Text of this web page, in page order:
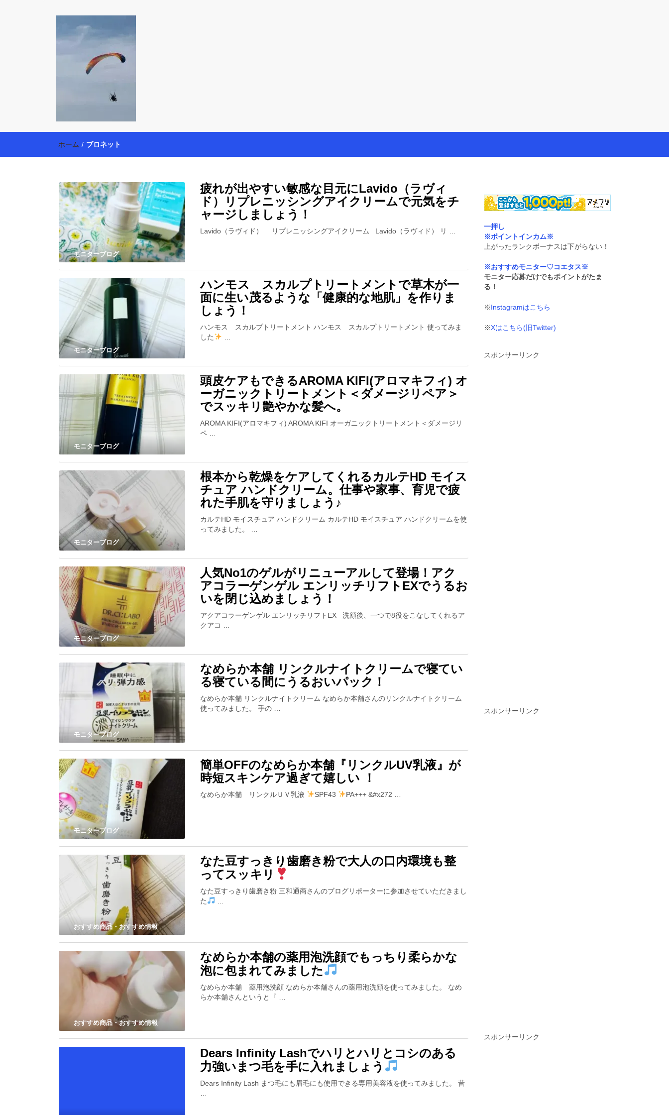
育・美容健康アイテム探索】も全力で楽しみます。
ホーム / ブロネット
モニターブログ
疲れが出やすい敏感な目元にLavido（ラヴィ
ド）リプレニッシングアイクリームで元気をチ
ャージしましょう！
Lavido（ラヴィド） リプレニッシングアイクリーム Lavido（ラヴィド） リ …
モニターブログ
ハンモス スカルプトリートメントで草木が一
面に生い茂るような「健康的な地肌」を作りま
しょう！
ハンモス スカルプトリートメント ハンモス スカルプトリートメント 使ってみま
した
モニターブログ
頭皮ケアもできるAROMA KIFI(アロマキフィ) オ
ーガニックトリートメント＜ダメージリペア＞
でスッキリ艶やかな髪へ。
AROMA KIFI(アロマキフィ) AROMA KIFI オーガニックトリートメント＜ダメージリ
ペ …
モニターブログ
根本から乾燥をケアしてくれるカルテHD モイス
チュア ハンドクリーム。仕事や家事、育児で疲
れた手肌を守りましょう♪
カルテHD モイスチュア ハンドクリーム カルテHD モイスチュア ハンドクリームを使
ってみました。 …
モニターブログ
人気No1のゲルがリニューアルして登場！アク
アコラーゲンゲル エンリッチリフトEXでうるお
いを閉じ込めましょう！
アクアコラーゲンゲル エンリッチリフトEX 洗顔後、一つで8役をこなしてくれるア
クアコ …
モニターブログ
なめらか本舗 リンクルナイトクリームで寝てい
る寝ている間にうるおいパック！
なめらか本舗 リンクルナイトクリーム なめらか本舗さんのリンクルナイトクリーム
使ってみました。 手の …
モニターブログ
簡単OFFのなめらか本舗『リンクルUV乳液』が
時短スキンケア過ぎて嬉しい ！
なめらか本舗 リンクルＵＶ乳液 SPF43 PA+++ &#x272 …
おすすめ商品・おすすめ情報
なた豆すっきり歯磨き粉で大人の口内環境も整
ってスッキリ
なた豆すっきり歯磨き粉 三和通商さんのブログリポーターに参加させていただきまし
た
おすすめ商品・おすすめ情報
なめらか本舗の薬用泡洗顔でもっちり柔らかな
泡に包まれてみました
なめらか本舗 薬用泡洗顔 なめらか本舗さんの薬用泡洗顔を使ってみました。 なめ
らか本舗さんというと『 …
Dears Infinity Lashでハリとハリとコシのある
力強いまつ毛を手に入れましょう
Dears Infinity Lash まつ毛にも眉毛にも使用できる専用美容液を使ってみました。 昔
一押し
※ポイントインカム※
上がったランクボーナスは下がらない！
※おすすめモニター♡コエタス※
モニター応募だけでもポイントがたま
る！
※Instagramはこちら
※Xはこちら(旧Twitter)
スポンサーリンク
スポンサーリンク
スポンサーリンク